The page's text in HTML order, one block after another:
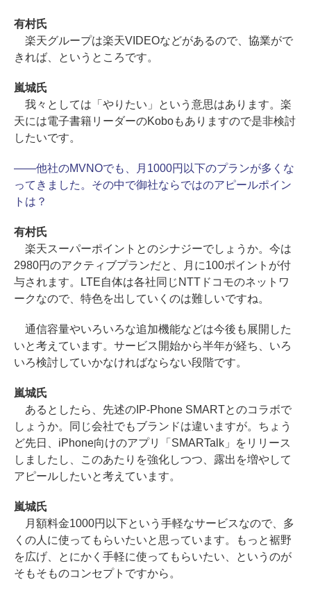
有村氏
楽天グループは楽天VIDEOなどがあるので、協業がで
きれば、というところです。
嵐城氏
我々としては「やりたい」という意思はあります。楽
天には電子書籍リーダーのKoboもありますので是非検討
したいです。
――他社のMVNOでも、月1000円以下のプランが多くな
ってきました。その中で御社ならではのアピールポイン
トは？
有村氏
楽天スーパーポイントとのシナジーでしょうか。今は
2980円のアクティブプランだと、月に100ポイントが付
与されます。LTE自体は各社同じNTTドコモのネットワ
ークなので、特色を出していくのは難しいですね。
通信容量やいろいろな追加機能などは今後も展開した
いと考えています。サービス開始から半年が経ち、いろ
いろ検討していかなければならない段階です。
嵐城氏
あるとしたら、先述のIP-Phone SMARTとのコラボで
しょうか。同じ会社でもブランドは違いますが。ちょう
ど先日、iPhone向けのアプリ「SMARTalk」をリリース
しましたし、このあたりを強化しつつ、露出を増やして
アピールしたいと考えています。
嵐城氏
月額料金1000円以下という手軽なサービスなので、多
くの人に使ってもらいたいと思っています。もっと裾野
を広げ、とにかく手軽に使ってもらいたい、というのが
そもそものコンセプトですから。